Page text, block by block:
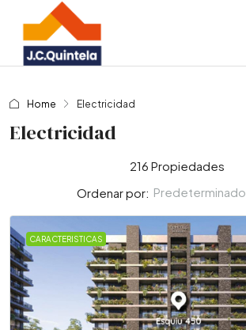
Home Electricidad
Electricidad
216 Propiedades
Ordenar por: Predeterminado
CARACTERISTICAS